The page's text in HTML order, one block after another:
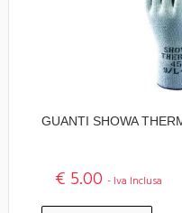
GUANTI SHOWA
€ 5.00 - Iva Inclusa